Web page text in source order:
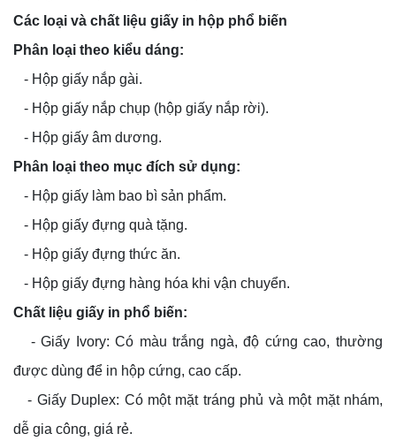
Các loại và chất liệu giấy in hộp phổ biến
Phân loại theo kiểu dáng:
- Hộp giấy nắp gài.
- Hộp giấy nắp chụp (hộp giấy nắp rời).
- Hộp giấy âm dương.
Phân loại theo mục đích sử dụng:
- Hộp giấy làm bao bì sản phẩm.
- Hộp giấy đựng quà tặng.
- Hộp giấy đựng thức ăn.
- Hộp giấy đựng hàng hóa khi vận chuyển.
Chất liệu giấy in phổ biến:
- Giấy Ivory: Có màu trắng ngà, độ cứng cao, thường
được dùng để in hộp cứng, cao cấp.
- Giấy Duplex: Có một mặt tráng phủ và một mặt nhám,
dễ gia công, giá rẻ.